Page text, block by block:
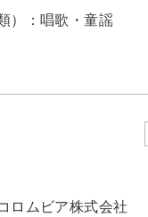
）： 唱歌・童謡
ロムビア株式会社